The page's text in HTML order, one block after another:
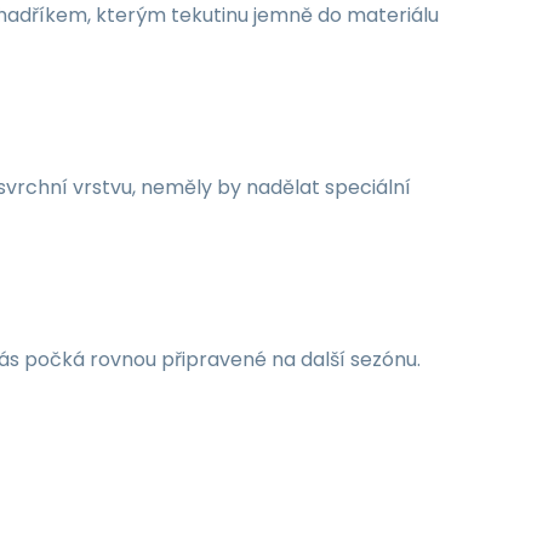
kterým tekutinu jemně do materiálu
vrstvu, neměly by nadělat speciální
počká rovnou připravené na další sezónu.